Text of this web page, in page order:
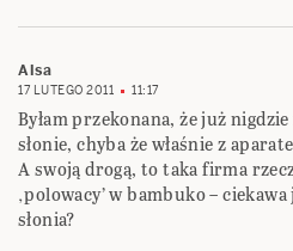
Alsa
17 LUTEGO 2011 11:17
Byłam przekonana, że już
słonie, chyba że właśnie z
A swoją drogą, to taka firma
‚polowacy’ w bambuko –
słonia?